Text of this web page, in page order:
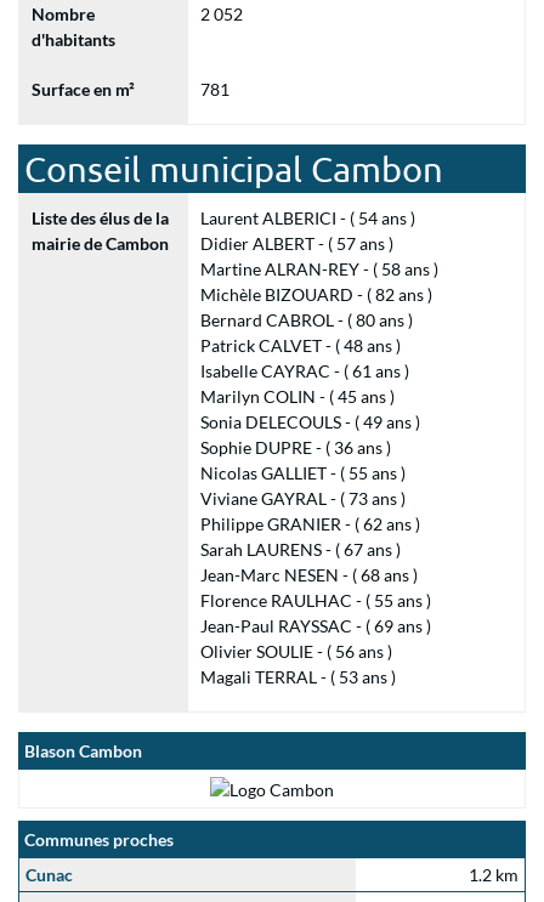
Nombre
d'habitants
2 052
Surface en m² 781
Conseil municipal Cambon
Liste des élus de la
mairie de Cambon
Laurent ALBERICI - ( 54 ans )
Didier ALBERT - ( 57 ans )
Martine ALRAN-REY - ( 58 ans )
Michèle BIZOUARD - ( 82 ans )
Bernard CABROL - ( 80 ans )
Patrick CALVET - ( 48 ans )
Isabelle CAYRAC - ( 61 ans )
Marilyn COLIN - ( 45 ans )
Sonia DELECOULS - ( 49 ans )
Sophie DUPRE - ( 36 ans )
Nicolas GALLIET - ( 55 ans )
Viviane GAYRAL - ( 73 ans )
Philippe GRANIER - ( 62 ans )
Sarah LAURENS - ( 67 ans )
Jean-Marc NESEN - ( 68 ans )
Florence RAULHAC - ( 55 ans )
Jean-Paul RAYSSAC - ( 69 ans )
Olivier SOULIE - ( 56 ans )
Magali TERRAL - ( 53 ans )
Blason Cambon
Communes proches
Cunac
1.2 km